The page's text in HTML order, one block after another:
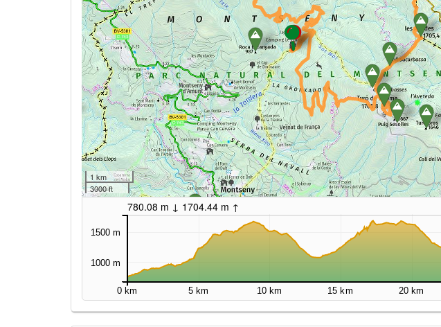
1 km
3000 ft
780.08 m ↓ 1704.44 m ↑
0 km 5 km 10 km 15 km 20 km
1000 m
1500 m